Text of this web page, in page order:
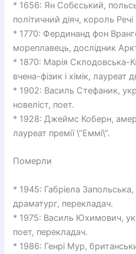
* 1656: Ян Собєський,
політичний діяч, король
* 1770: Фердинанд фон
мореплавець, дослідник
* 1870: Марія Склодовська-
вчена-фізик і хімік, лауреат
* 1902: Василь Стефаник,
новеліст, поет.
* 1928: Джеймс Коберн,
лауреат премії \”Еммі\”.
Померли
* 1945: Габріела
драматург, перекладач.
* 1975: Василь Юхимович,
поет, перекладач.
* 1986: Генрі Мур,